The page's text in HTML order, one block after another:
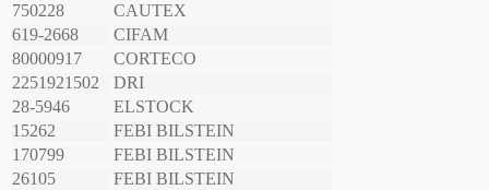
750228
CAUTEX
619-2668
CIFAM
80000917
CORTECO
2251921502
DRI
28-5946
ELSTOCK
15262
FEBI BILSTEIN
170799
FEBI BILSTEIN
26105
FEBI BILSTEIN